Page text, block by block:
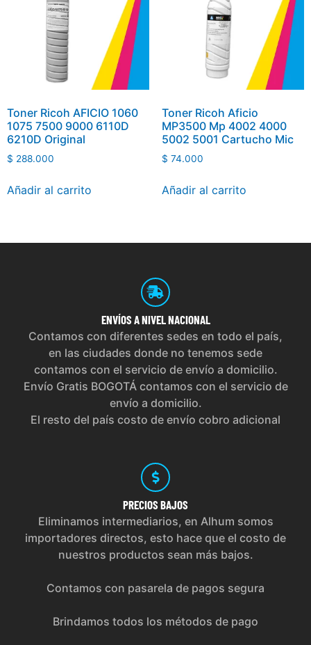
Toner Ricoh AFICIO 1060
1075 7500 9000 6110D
6210D Original
$ 288.000
Añadir al carrito
Toner Ricoh Aficio
MP3500 Mp 4002 4000
5002 5001 Cartucho Mic
$ 74.000
Añadir al carrito
ENVÍOS A NIVEL NACIONAL
Contamos con diferentes sedes en todo el país,
en las ciudades donde no tenemos sede
contamos con el servicio de envío a domicilio.
Envío Gratis BOGOTÁ contamos con el servicio de
envío a domicilio.
El resto del país costo de envío cobro adicional
PRECIOS BAJOS
Eliminamos intermediarios, en Alhum somos
importadores directos, esto hace que el costo de
nuestros productos sean más bajos.
Contamos con pasarela de pagos segura
Brindamos todos los métodos de pago